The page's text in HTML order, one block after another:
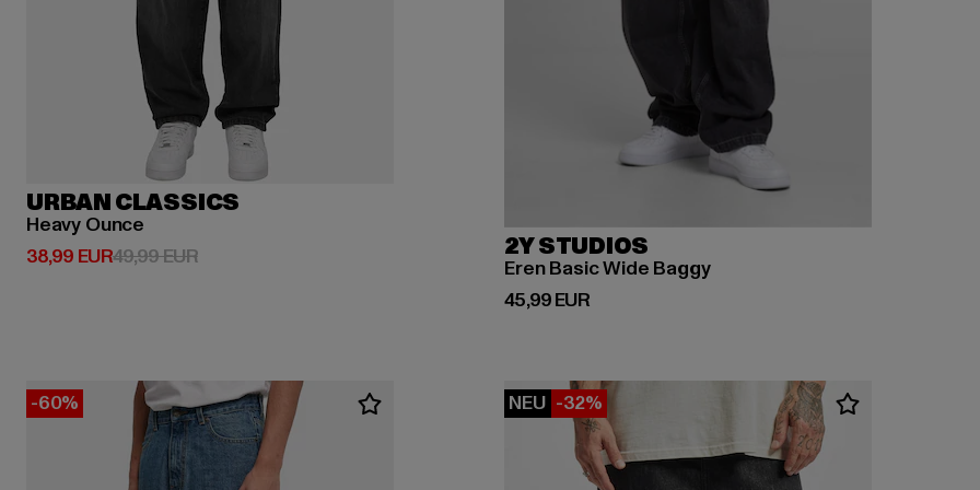
URBAN CLASSICS
Heavy Ounce
38,99 EUR
Derzeitiger Preis: 38,99 EUR
49,99 EURAktionspreis: 49,99 EUR 2Y STUDIOS
Eren Basic Wide Baggy
45,99 EUR
Derzeitiger Preis: 45,99 EUR
-60% NEU -32%